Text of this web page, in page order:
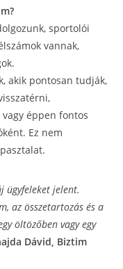
sportolói
vannak,
akik pontosan tudják,
éppen fontos
Ez nem
ügyfeleket jelent.
az összetartozás és a
öltözőben vagy egy
Dávid, Biztim